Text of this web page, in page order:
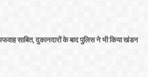
साबित, दुकानदारों के बाद पुलिस ने भी किया खंडन